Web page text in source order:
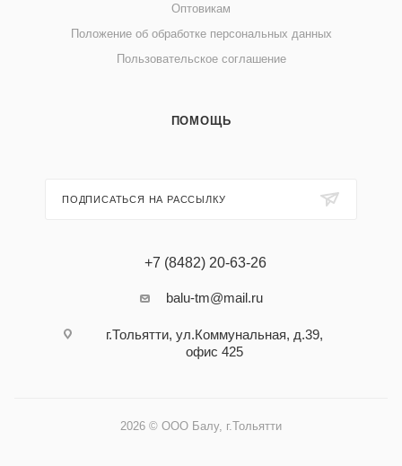
Оптовикам
Положение об обработке персональных данных
Пользовательское соглашение
ПОМОЩЬ
ПОДПИСАТЬСЯ НА РАССЫЛКУ
+7 (8482) 20-63-26
balu-tm@mail.ru
г.Тольятти, ул.Коммунальная, д.39,
офис 425
2026 © ООО Балу, г.Тольятти